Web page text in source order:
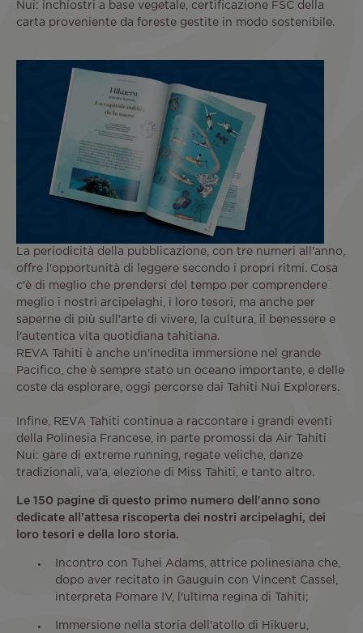
Nui: inchiostri a base vegetale, certificazione FSC della
carta proveniente da foreste gestite in modo sostenibile.
La periodicità della pubblicazione, con tre numeri all'anno,
offre l'opportunità di leggere secondo i propri ritmi. Cosa
c'è di meglio che prendersi del tempo per comprendere
meglio i nostri arcipelaghi, i loro tesori, ma anche per
saperne di più sull'arte di vivere, la cultura, il benessere e
l'autentica vita quotidiana tahitiana.
REVA Tahiti è anche un'inedita immersione nel grande
Pacifico, che è sempre stato un oceano importante, e delle
coste da esplorare, oggi percorse dai Tahiti Nui Explorers.
Infine, REVA Tahiti continua a raccontare i grandi eventi
della Polinesia Francese, in parte promossi da Air Tahiti
Nui: gare di extreme running, regate veliche, danze
tradizionali, va'a, elezione di Miss Tahiti, e tanto altro.
Le 150 pagine di questo primo numero dell'anno sono
dedicate all'attesa riscoperta dei nostri arcipelaghi, dei
loro tesori e della loro storia.
Incontro con Tuhei Adams, attrice polinesiana che,
dopo aver recitato in Gauguin con Vincent Cassel,
interpreta Pomare IV, l'ultima regina di Tahiti;
Immersione nella storia dell'atollo di Hikueru,